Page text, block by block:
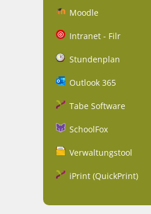
Moodle
Intranet - Filr
Stundenplan
Outlook 365
Tabe Software
SchoolFox
Verwaltungstool
iPrint (QuickPrint)